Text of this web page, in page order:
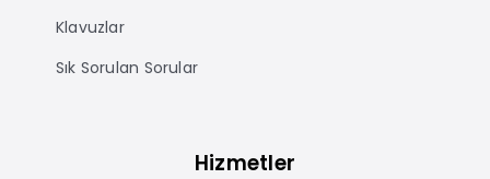
Klavuzlar
Sık Sorulan Sorular
Hizmetler